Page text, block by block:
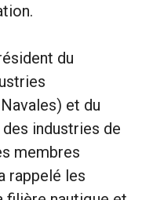
du
et du
industries de
membres
rappelé les